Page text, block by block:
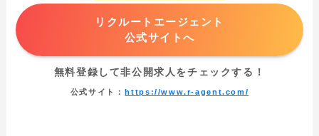
リクルートエージェント
公式サイトへ
無料登録して非公開求人をチェックする！
公式サイト： https://www.r-agent.com/